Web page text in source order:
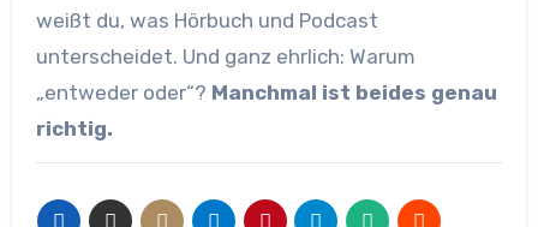
weißt du, was Hörbuch und Podcast
unterscheidet. Und ganz ehrlich: Warum
„entweder oder“? Manchmal ist beides genau
richtig.